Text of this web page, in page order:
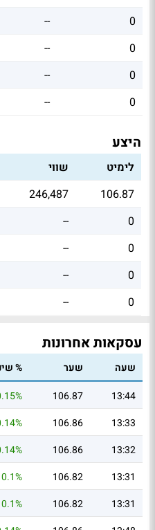
0
--
0
--
0
--
0
--
היצע
לימיט שווי
106.87
246,487
0
--
0
--
0
--
0
--
עסקאות אחרונות
שעה
שער %
13:44
106.87
13:33
106.86
13:32
106.86
13:31
106.82
0.1%
13:31
106.82
0.1%